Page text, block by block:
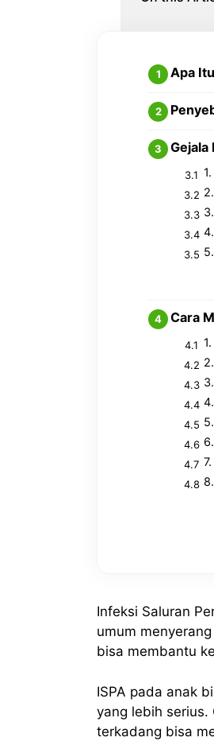
Apa
Gejala
Cara
Infeksi Saluran
umum
bisa membantu
ISPA pada anak
yang lebih serius.
terkadang bisa